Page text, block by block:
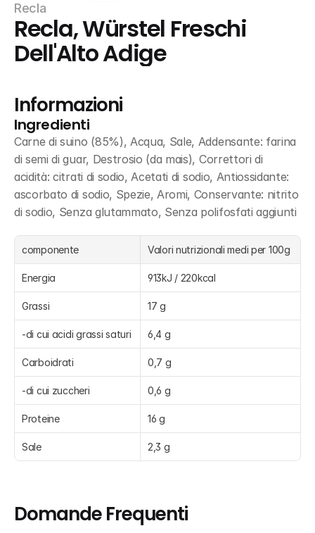
Recla
Recla, Würstel Freschi
Dell'Alto Adige
Informazioni
Ingredienti
Carne di suino (85%), Acqua, Sale, Addensante: farina
di semi di guar, Destrosio (da mais), Correttori di
acidità: citrati di sodio, Acetati di sodio, Antiossidante:
ascorbato di sodio, Spezie, Aromi, Conservante: nitrito
di sodio, Senza glutammato, Senza polifosfati aggiunti
componente Valori nutrizionali medi per 100g
Energia 913kJ / 220kcal
Grassi 17 g
-di cui acidi grassi saturi 6,4 g
Carboidrati 0,7 g
-di cui zuccheri 0,6 g
Proteine 16 g
Sale 2,3 g
Domande Frequenti